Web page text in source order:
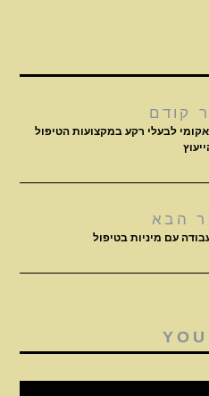
קודם
לבעלי רקע במקצועות הטיפול
הבא
עם מיניות בטיפול